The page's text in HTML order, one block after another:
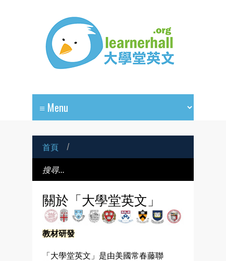
首頁 /
關於「大學堂英文」
教材研發
「大學堂英文」是由美國常春藤聯